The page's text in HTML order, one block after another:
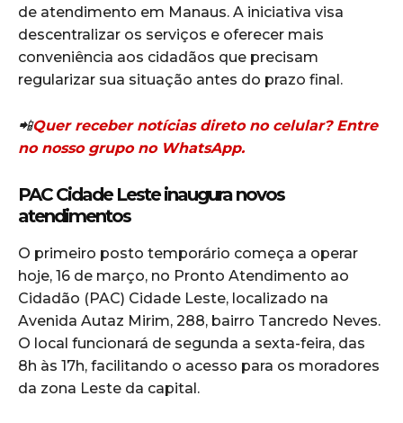
de atendimento em Manaus. A iniciativa visa
descentralizar os serviços e oferecer mais
conveniência aos cidadãos que precisam
regularizar sua situação antes do prazo final.
📲Quer receber notícias direto no celular? Entre
no nosso grupo no WhatsApp.
PAC Cidade Leste inaugura novos
atendimentos
O primeiro posto temporário começa a operar
hoje, 16 de março, no Pronto Atendimento ao
Cidadão (PAC) Cidade Leste, localizado na
Avenida Autaz Mirim, 288, bairro Tancredo Neves.
O local funcionará de segunda a sexta-feira, das
8h às 17h, facilitando o acesso para os moradores
da zona Leste da capital.